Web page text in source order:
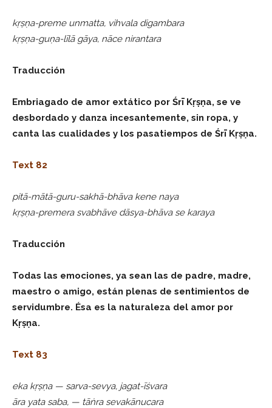
kṛṣṇa-preme unmatta, vihvala digambara
kṛṣṇa-guṇa-līlā gāya, nāce nirantara
Traducción
Embriagado de amor extático por Śrī Kṛṣṇa, se ve
desbordado y danza incesantemente, sin ropa, y
canta las cualidades y los pasatiempos de Śrī Kṛṣṇa.
Text 82
pitā-mātā-guru-sakhā-bhāva kene naya
kṛṣṇa-premera svabhāve dāsya-bhāva se karaya
Traducción
Todas las emociones, ya sean las de padre, madre,
maestro o amigo, están plenas de sentimientos de
servidumbre. Ésa es la naturaleza del amor por
Kṛṣṇa.
Text 83
eka kṛṣṇa — sarva-sevya, jagat-īśvara
āra yata saba, — tāṅra sevakānucara